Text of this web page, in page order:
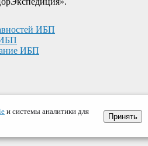
ИБП
ИБП
и системы аналитики для
Принять